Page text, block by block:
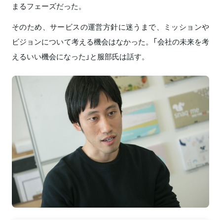
まるフェーズだった。
そのため、サービスの運営方針に迷うまで、ミッションや
ビジョンについて考える機会はなかった。「会社の未来を考
えるいい機会になった」と服部氏は話す。